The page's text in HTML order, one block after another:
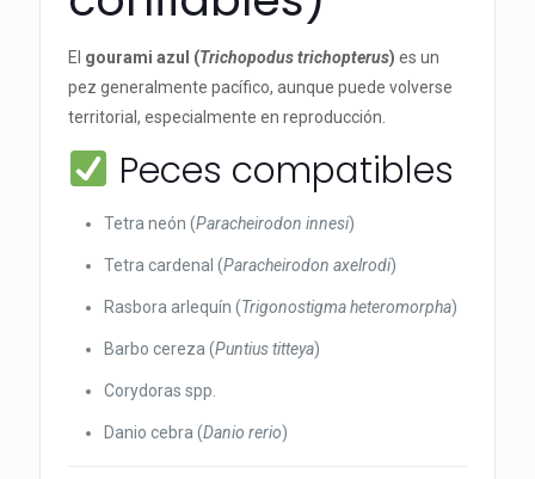
El gourami azul (Trichopodus trichopterus) es un
pez generalmente pacífico, aunque puede volverse
territorial, especialmente en reproducción.
Peces compatibles
Tetra neón (Paracheirodon innesi)
Tetra cardenal (Paracheirodon axelrodi)
Rasbora arlequín (Trigonostigma heteromorpha)
Barbo cereza (Puntius titteya)
Corydoras spp.
Danio cebra (Danio rerio)